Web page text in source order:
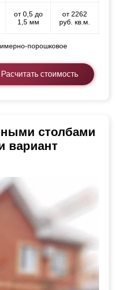
от 0,5 до
1,5 мм
от 2262
руб. кв.м.
порошковое
Расчитать стоимость
столбами
вариант